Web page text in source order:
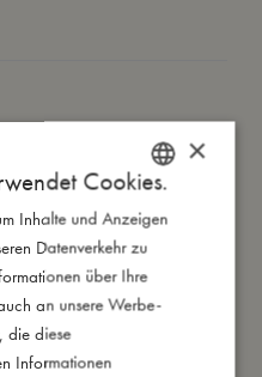
gefallen
DANISH
ENGLISH
GERMAN
×
Cookies.
Inhalte und Anzeigen
Datenverkehr zu
über Ihre
an unsere Werbe-
die diese
Informationen